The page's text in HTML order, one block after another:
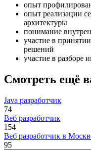
опыт
опыт реализации
архитектуры
понимание
участие в
решений
участие в разборе
Смотреть ещё
Java разработчик
74
Веб разработчик
154
Веб разработчик в
95